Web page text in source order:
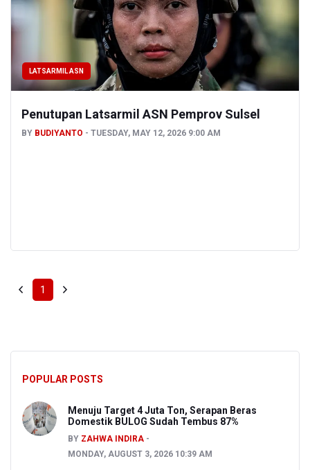
LATSARMIL ASN
Penutupan Latsarmil ASN Pemprov Sulsel
BY BUDIYANTO TUESDAY, MAY 12, 2026 9:00 AM
1
POPULAR POSTS
Menuju Target 4 Juta Ton, Serapan Beras
Domestik BULOG Sudah Tembus 87%
BY ZAHWA INDIRA
MONDAY, AUGUST 3, 2026 10:39 AM